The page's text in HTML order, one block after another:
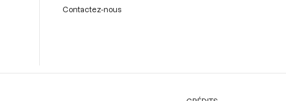
Contactez-nous